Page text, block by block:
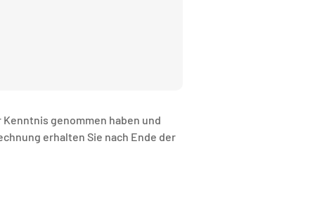
Kenntnis genommen haben und